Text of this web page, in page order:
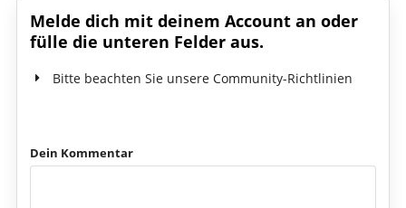
Melde dich mit deinem Account an oder
fülle die unteren Felder aus.
Bitte beachten Sie unsere Community-Richtlinien
Dein Kommentar